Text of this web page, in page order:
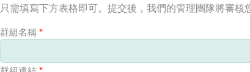
只需填寫下方表格即可。提交後，我們的管理團隊將審核
群組名稱 *